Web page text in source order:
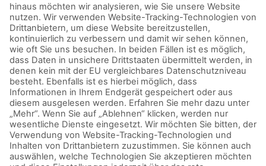
IMPRESSUM DATENSCHUTZERKLÄRUNG AGB KONTAKT
© Aurora Mühlen GmbH - Trettaustraße 49 – D-21107 Hamburg